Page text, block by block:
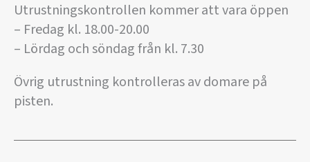
Utrustningskontrollen kommer att vara öppen
– Fredag kl. 18.00-20.00
– Lördag och söndag från kl. 7.30
Övrig utrustning kontrolleras av domare på
pisten.